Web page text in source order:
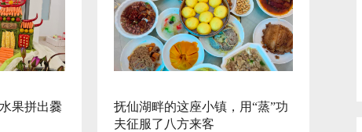
果拼出爨
抚仙湖畔的这座小镇，用“蒸”功
夫征服了八方来客